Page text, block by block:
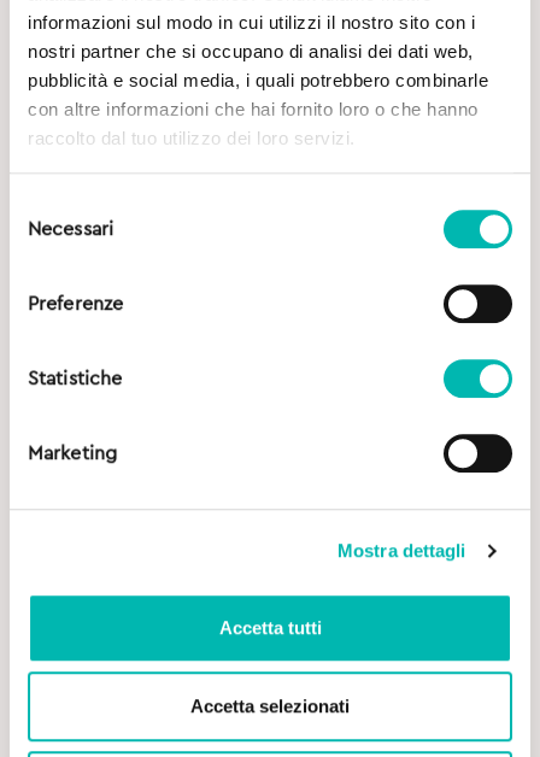
informazioni sul modo in cui utilizzi il nostro sito con i
nostri partner che si occupano di analisi dei dati web,
pubblicità e social media, i quali potrebbero combinarle
con altre informazioni che hai fornito loro o che hanno
raccolto dal tuo utilizzo dei loro servizi.
delNecessari
Preferenze
Statistiche
Marketing
Mostra dettagli
Accetta tutti
Accetta selezionati
Potrebbe Interessarti